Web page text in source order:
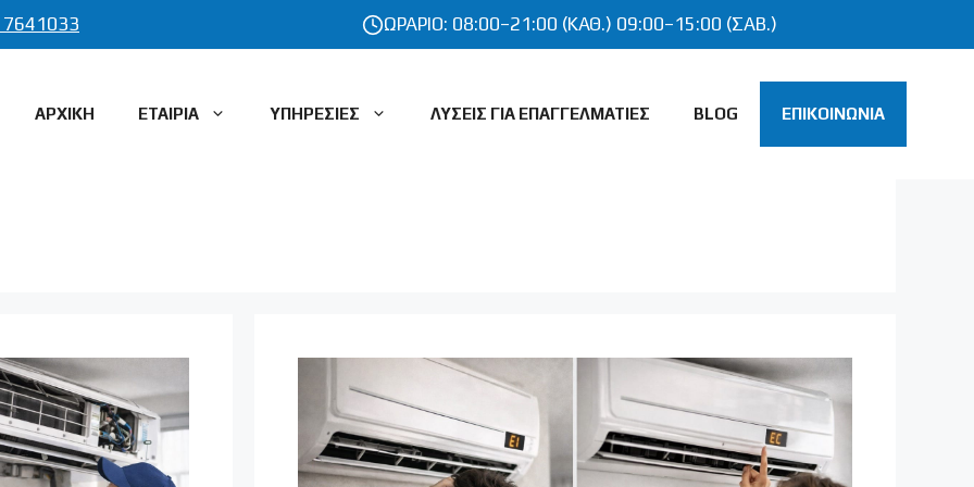
7641033 ΩΡΑΡΙΟ: 08:00–21:00 (ΚΑΘ.) 09:00–15:00 (ΣΑΒ.)
ΑΡΧΙΚΗ ΕΤΑΙΡΙΑ ΥΠΗΡΕΣΙΕΣ
ΨΥΓΕΙΟΥ
ΨΥΓΕΙΟΥ
ΠΛΥΝΤΗΡΙΟΥ
& ΠΙΑΤΩΝ
ΕΓΚΑΤΑΣΤΑΣΗ ΠΑΡΟΧΗΣ
ΕΓΚΑΤΑΣΤΑΣΗ ΦΩΤΙΣΤΙΚΩΝ
ΕΓΚΑΤΑΣΤΑΣΗ ΝΕΟΥ
ΕΓΚΑΤΑΣΤΑΣΗ ΘΕΡΜΟΣΙΦΩΝΑ
ΕΠΙΣΚΕΥΗ – ΣΥΝΤΗΡΗΣΗ
ΘΕΡΜΟΣΙΦΩΝΑ
ΕΓΚΑΤΑΣΤΑΣΗ ΣΩΜΑΤΩΝ
ΛΥΣΕΙΣ ΓΙΑ ΕΠΑΓΓΕΛΜΑΤΙΕΣ BLOG ΕΠΙΚΟΙΝΩΝΙΑ